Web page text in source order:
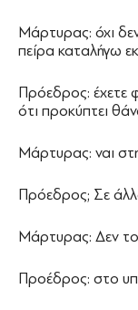
Μάρτυρας: όχι
πείρα καταλήγω
Πρόεδρος: έχετε
ότι προκύπτει
Μάρτυρας: ναι
Πρόεδρος; Σε
Μάρτυρας: Δεν
Προέδρος: στο